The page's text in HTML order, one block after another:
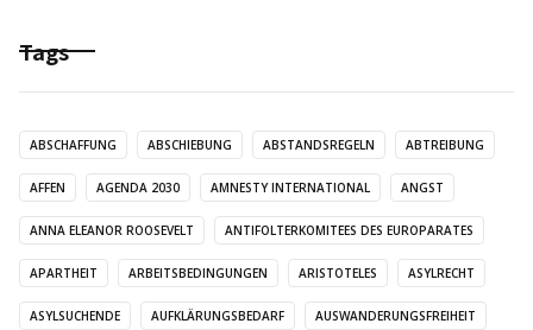
Tags
ABSCHAFFUNG ABSCHIEBUNG ABSTANDSREGELN ABTREIBUNG
AFFEN AGENDA 2030 AMNESTY INTERNATIONAL ANGST
ANNA ELEANOR ROOSEVELT ANTIFOLTERKOMITEES DES EUROPARATES
APARTHEIT ARBEITSBEDINGUNGEN ARISTOTELES ASYLRECHT
ASYLSUCHENDE AUFKLÄRUNGSBEDARF AUSWANDERUNGSFREIHEIT